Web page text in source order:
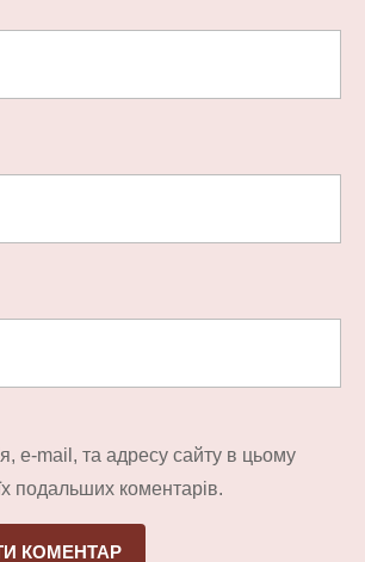
e-mail, та адресу сайту в цьому
подальших коментарів.